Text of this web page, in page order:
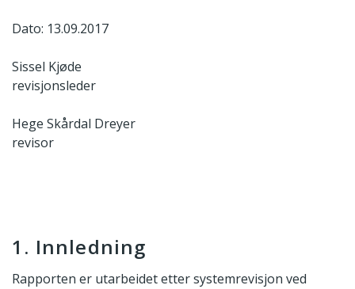
Dato: 13.09.2017
Sissel Kjøde
revisjonsleder
Hege Skårdal Dreyer
revisor
1. Innledning
Rapporten er utarbeidet etter systemrevisjon ved